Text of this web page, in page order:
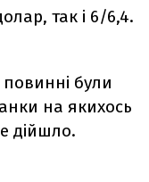
так і 6/6,4.
повинні були
на якихось
дійшло.